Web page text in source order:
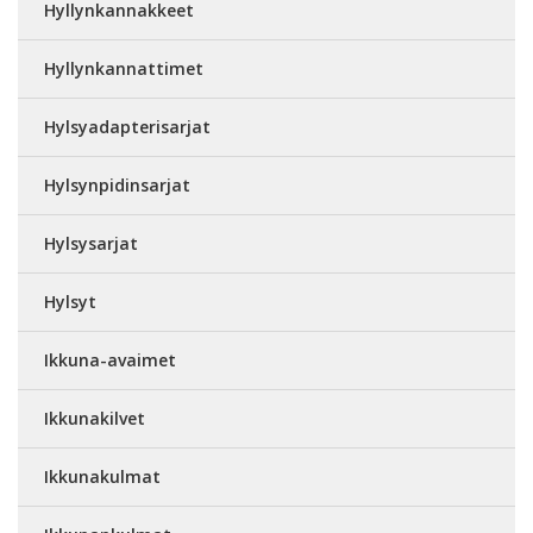
Hyllynkannakkeet
Hyllynkannattimet
Hylsyadapterisarjat
Hylsynpidinsarjat
Hylsysarjat
Hylsyt
Ikkuna-avaimet
Ikkunakilvet
Ikkunakulmat